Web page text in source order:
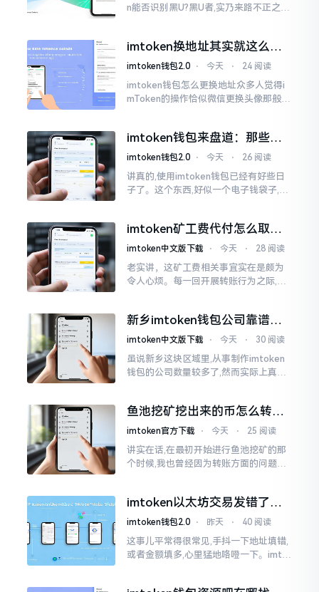
n能否识别黑U?黑U者,实乃来路不正之钱
imtoken换地址其实就这么回
事
imtoken钱包2.0 ⋅ 今天 ⋅ 24 阅读
imtoken钱包怎么更换地址众多人觉得i
mToken的操作恰似微信更换头像那般简
据助记词来生成的,通俗讲
imtoken钱包来盘道：那些踩
过的坑和保命招
imtoken钱包2.0 ⋅ 今天 ⋅ 26 阅读
讲真的,使用imtoken钱包已经有好些日
子了。这个东西,好似一个电子钱袋子,里
却提心吊胆、神经紧绷。
imtoken矿工费代付怎么取
消？老手教你几招
imtoken中文版下载 ⋅ 今天 ⋅ 28 阅读
老实讲，这矿工费相关事宜实在是颇为
令人心烦。每一回开展转账行为之际,就
时隔多年
新乡imtoken钱包公司靠谱
吗？普通人怎么避坑
imtoken中文版下载 ⋅ 今天 ⋅ 30 阅读
虽说新乡这块区域里,从事制作imtoken
钱包的公司数量较多了,然而实际上真正
予协助进行操作的
鱼池挖矿挖出来的币怎么转到
imtoken钱包？
imtoken官方下载 ⋅ 今天 ⋅ 25 阅读
讲实在话,在最初开始进行鱼池挖矿的那
个时候,我也曾经因为转账方面的问题而
为畅快
imtoken以太坊交易发错了咋
整？取消方法告诉你
imtoken钱包2.0 ⋅ 昨天 ⋅ 40 阅读
这事儿平常得很常见,手抖一下地址填错,
或者金额填多,心里猛地咯噔一下。imto